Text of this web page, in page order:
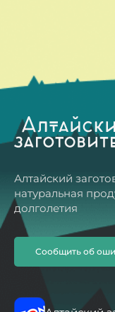
Алтайский
натуральная
долголетия
Сообщить об